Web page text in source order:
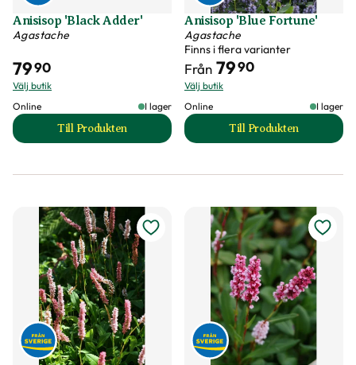
Anisisop 'Black Adder'
Agastache
7990
Välj butik
Online
I lager
Till Produkten
till Anisisop 'Black Adder' produktsida
Anisisop 'Blue Fortune'
Agastache
Finns i flera varianter
Från 7990
Välj butik
Online
I lager
Till Produkten
till Anisisop 'Blue